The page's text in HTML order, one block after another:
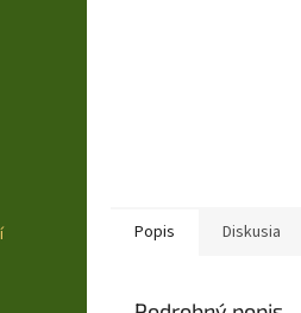
Popis Diskusia